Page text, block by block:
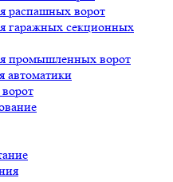
распашных ворот
гаражных секционных
промышленных ворот
автоматики